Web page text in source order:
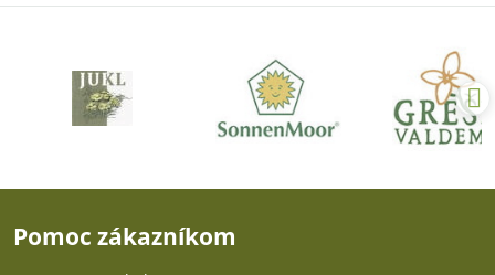
Pomoc zákazníkom